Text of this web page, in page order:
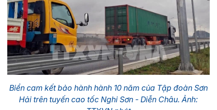
Biển cam kết bảo hành hành 10 năm của Tập đoàn Sơn
Hải trên tuyến cao tốc Nghi Sơn - Diễn Châu. Ảnh: